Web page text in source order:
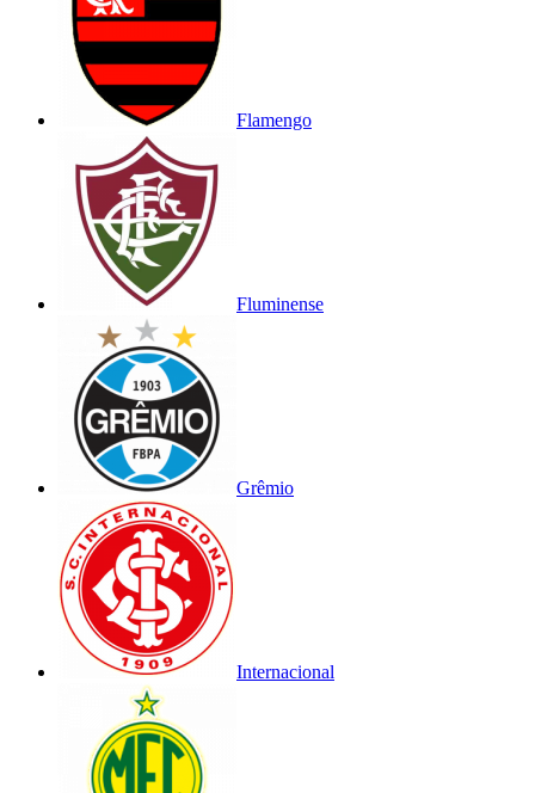
Flamengo
Fluminense
Grêmio
Internacional